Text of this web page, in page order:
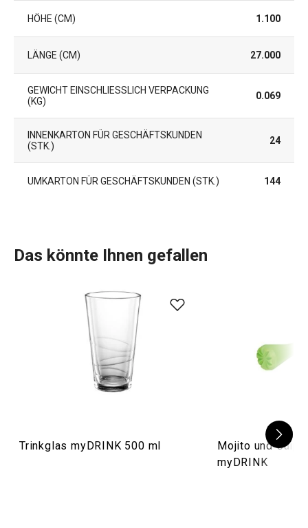
HÖHE (CM) 1.100
LÄNGE (CM) 27.000
GEWICHT EINSCHLIESSLICH VERPACKUNG (
KG)
0.069
INNENKARTON FÜR GESCHÄFTSKUNDEN
(STK.)
24
UMKARTON FÜR GESCHÄFTSKUNDEN (STK.) 144
Das könnte Ihnen gefallen
Trinkglas myDRINK 500 ml
Mojito und
myDRINK